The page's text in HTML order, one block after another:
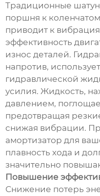
Традиционные
поршня к
приводит к
эффективность
износ деталей.
напротив,
гидравлической
усилия. Жидкость,
давлением,
предотвращая
снижая вибрации.
амортизатор для
плавность хода и
значительно
Повышение
Снижение потерь